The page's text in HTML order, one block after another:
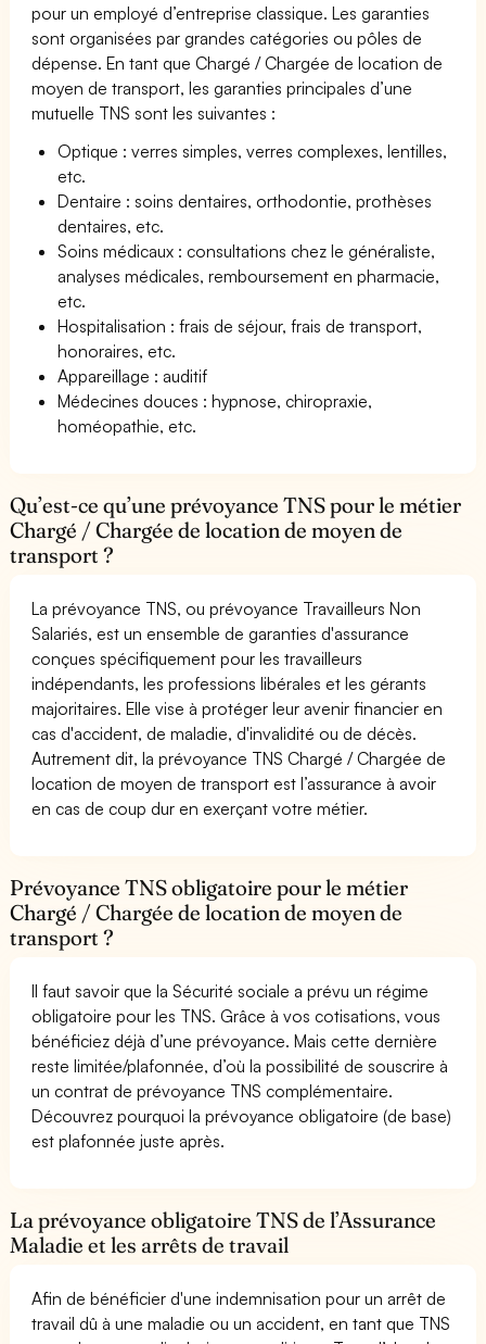
pour un employé d’entreprise classique. Les garanties
sont organisées par grandes catégories ou pôles de
dépense. En tant que Chargé / Chargée de location de
moyen de transport, les garanties principales d’une
mutuelle TNS sont les suivantes :
Optique : verres simples, verres complexes, lentilles,
etc.
Dentaire : soins dentaires, orthodontie, prothèses
dentaires, etc.
Soins médicaux : consultations chez le généraliste,
analyses médicales, remboursement en pharmacie,
etc.
Hospitalisation : frais de séjour, frais de transport,
honoraires, etc.
Appareillage : auditif
Médecines douces : hypnose, chiropraxie,
homéopathie, etc.
Qu’est-ce qu’une prévoyance TNS pour le métier
Chargé / Chargée de location de moyen de
transport ?
La prévoyance TNS, ou prévoyance Travailleurs Non
Salariés, est un ensemble de garanties d'assurance
conçues spécifiquement pour les travailleurs
indépendants, les professions libérales et les gérants
majoritaires. Elle vise à protéger leur avenir financier en
cas d'accident, de maladie, d'invalidité ou de décès.
Autrement dit, la prévoyance TNS Chargé / Chargée de
location de moyen de transport est l’assurance à avoir
en cas de coup dur en exerçant votre métier.
Prévoyance TNS obligatoire pour le métier
Chargé / Chargée de location de moyen de
transport ?
Il faut savoir que la Sécurité sociale a prévu un régime
obligatoire pour les TNS. Grâce à vos cotisations, vous
bénéficiez déjà d’une prévoyance. Mais cette dernière
reste limitée/plafonnée, d’où la possibilité de souscrire à
un contrat de prévoyance TNS complémentaire.
Découvrez pourquoi la prévoyance obligatoire (de base)
est plafonnée juste après.
La prévoyance obligatoire TNS de l’Assurance
Maladie et les arrêts de travail
Afin de bénéficier d'une indemnisation pour un arrêt de
travail dû à une maladie ou un accident, en tant que TNS